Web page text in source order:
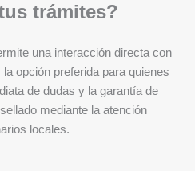
trámites?
una interacción directa con
opción preferida para quienes
de dudas y la garantía de
mediante la atención
locales.